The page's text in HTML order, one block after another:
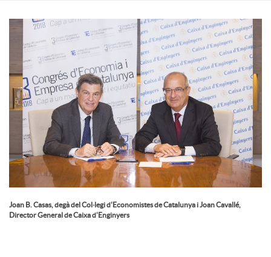
s
Joan B. Casas, degà del Col·legi d'Economistes de Catalunya i Joan Cavallé,
Director General de Caixa d'Enginyers